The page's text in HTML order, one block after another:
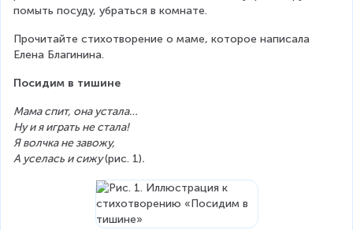
помыть посуду, убраться в комнате.
Прочитайте стихотворение о маме, которое написала
Елена Благинина.
Посидим в тишине
Мама спит, она устала…
Ну и я играть не стала!
Я волчка не завожу,
А уселась и сижу (рис. 1).